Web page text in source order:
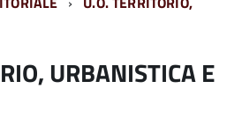
URBANISTICA E